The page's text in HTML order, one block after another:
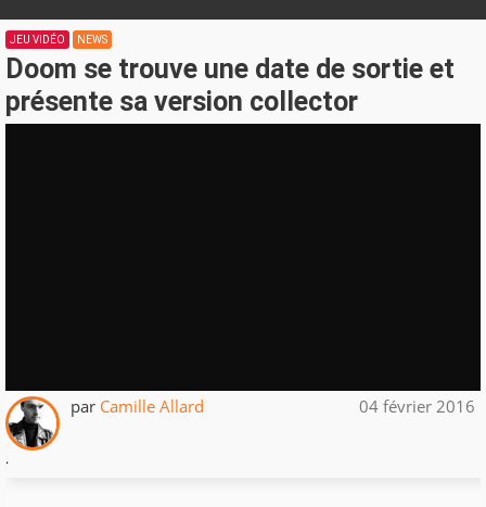
JEU VIDÉO NEWS
Doom se trouve une date de sortie et
présente sa version collector
par Camille Allard 04 février 2016
.